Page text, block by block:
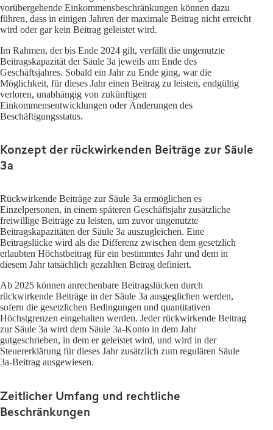
vorübergehende Einkommensbeschränkungen können dazu
führen, dass in einigen Jahren der maximale Beitrag nicht erreicht
wird oder gar kein Beitrag geleistet wird.
Im Rahmen, der bis Ende 2024 gilt, verfällt die ungenutzte
Beitragskapazität der Säule 3a jeweils am Ende des
Geschäftsjahres. Sobald ein Jahr zu Ende ging, war die
Möglichkeit, für dieses Jahr einen Beitrag zu leisten, endgültig
verloren, unabhängig von zukünftigen
Einkommensentwicklungen oder Änderungen des
Beschäftigungsstatus.
Konzept der rückwirkenden Beiträge zur Säule
3a
Rückwirkende Beiträge zur Säule 3a ermöglichen es
Einzelpersonen, in einem späteren Geschäftsjahr zusätzliche
freiwillige Beiträge zu leisten, um zuvor ungenutzte
Beitragskapazitäten der Säule 3a auszugleichen. Eine
Beitragslücke wird als die Differenz zwischen dem gesetzlich
erlaubten Höchstbeitrag für ein bestimmtes Jahr und dem in
diesem Jahr tatsächlich gezahlten Betrag definiert.
Ab 2025 können anrechenbare Beitragslücken durch
rückwirkende Beiträge in der Säule 3a ausgeglichen werden,
sofern die gesetzlichen Bedingungen und quantitativen
Höchstgrenzen eingehalten werden. Jeder rückwirkende Beitrag
zur Säule 3a wird dem Säule 3a-Konto in dem Jahr
gutgeschrieben, in dem er geleistet wird, und wird in der
Steuererklärung für dieses Jahr zusätzlich zum regulären Säule
3a-Beitrag ausgewiesen.
Zeitlicher Umfang und rechtliche
Beschränkungen